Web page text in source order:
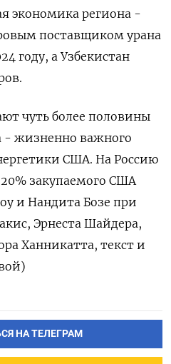
экономика региона -
поставщиком урана
году, а Узбекистан
чуть более половины
- жизненно важного
США. На Россию
закупаемого США
и Нандита Бозе при
Эрнеста Шайдера,
Ханникатта, текст и
НА ТЕЛЕГРАМ